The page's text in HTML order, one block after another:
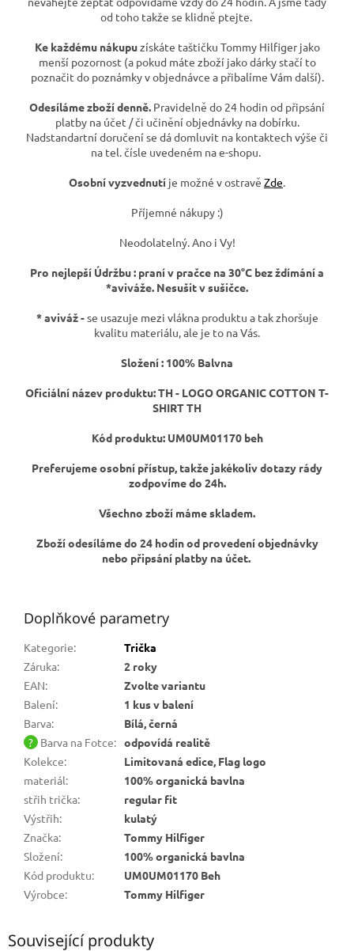
od toho takže se klidně ptejte.
Ke každému nákupuzískáte taštičku Tommy Hilfiger jako
menší pozornost (a pokud máte zboží jako dárky stačí to
poznačit do poznámky v objednávce a přibalíme Vám další).
Odesíláme zboží denně. Pravidelně do 24 hodin od připsání
platby na účet / či učinění objednávky na dobírku.
Nadstandartní doručení se dá domluvit na kontaktech výše či
na tel. čísle uvedeném na e-shopu.
Osobní vyzvednutí je možné v ostravě Zde.
Příjemné nákupy :)
Neodolatelný. Ano i Vy!
Pro nejlepší Údržbu : praní v pračce na 30°C bez ždímání a
*aviváže. Nesušit v sušičce.
* aviváž -se usazuje mezi vlákna produktu a tak zhoršuje
kvalitu materiálu, ale je to na Vás.
Složení : 100% Balvna
Oficiální název produktu: TH - LOGO ORGANIC COTTON T-
SHIRT TH
Kód produktu: UM0UM01170 beh
Preferujeme osobní přístup, takže jakékoliv dotazy rády
zodpovíme do 24h.
Všechno zboží máme skladem.
Zboží odesíláme do 24 hodin od provedení objednávky
nebo připsání platby na účet.
Doplňkové parametry
Kategorie:
Trička
Záruka:
2 roky
EAN:
Zvolte variantu
Balení:
1 kus v balení
Barva:
Bílá, černá
? Barva na Fotce: odpovídá realitě
Kolekce:
Limitovaná edice, Flag logo
materiál:
100% organická bavlna
střih trička:
regular fit
Výstřih:
kulatý
Značka:
Tommy Hilfiger
Složení:
100% organická bavlna
Kód produktu:
UM0UM01170 Beh
Výrobce: Tommy Hilfiger
Související produkty